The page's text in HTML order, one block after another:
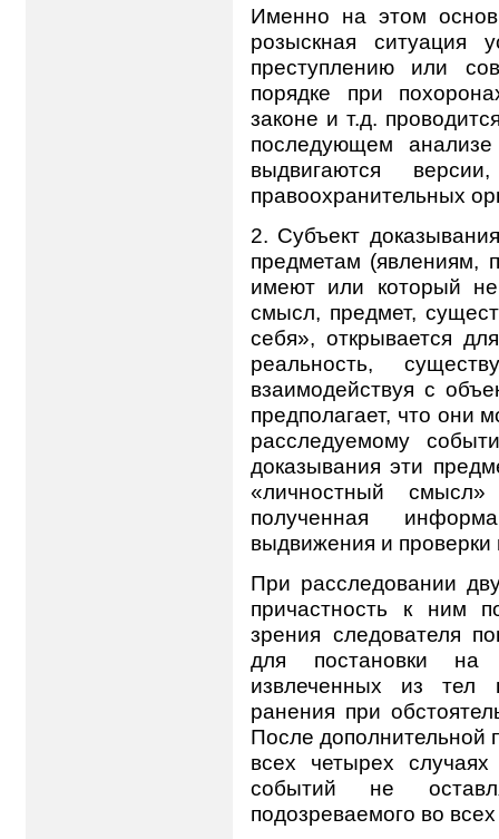
Именно на этом
розыскная ситуация
преступлению или
порядке при
законе и т.д.
последующем
выдвигаются
правоохранительных
2. Субъект
предметам (явлениям,
имеют или который
смысл, предмет,
себя», открывается
реальность,
взаимодействуя с
предполагает, что они
расследуемому
доказывания эти
«личностный
полученная
выдвижения и проверки
При расследовании
причастность к ним
зрения следователя
для постановки на
извлеченных из тел
ранения при
После дополнительной
всех четырех
событий не
подозреваемого во